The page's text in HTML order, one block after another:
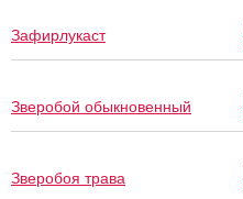
Зафирлукаст
Зверобой обыкновенный
Зверобоя трава